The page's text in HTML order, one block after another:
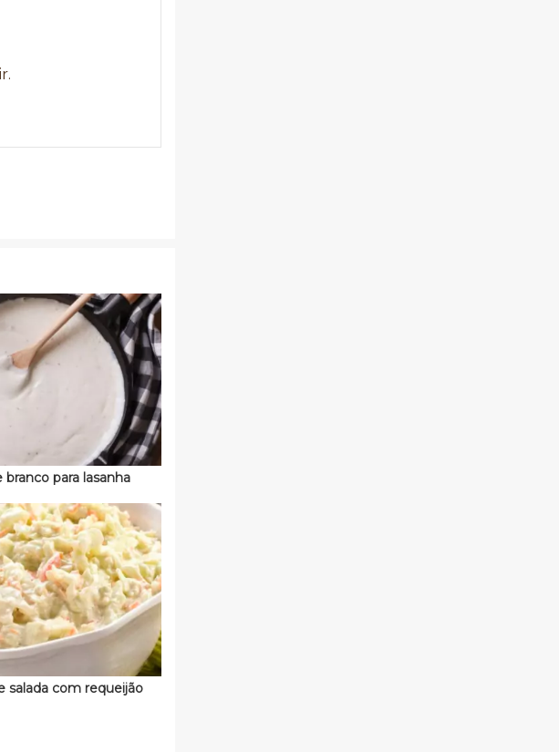
branco para lasanha
salada com requeijão